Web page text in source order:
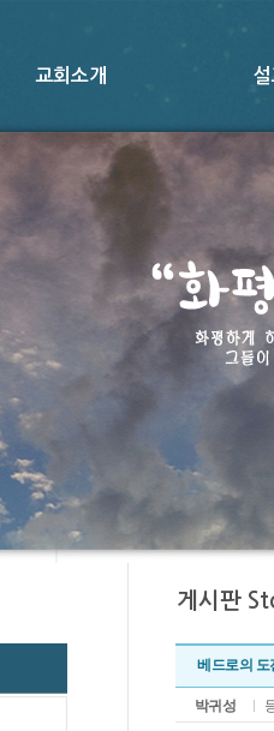
베드로의 도
박귀성